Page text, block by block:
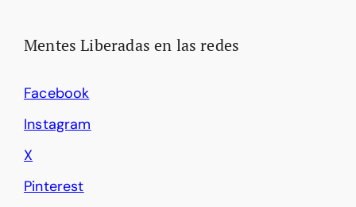
Mentes Liberadas en las redes
Facebook
Instagram
X
Pinterest